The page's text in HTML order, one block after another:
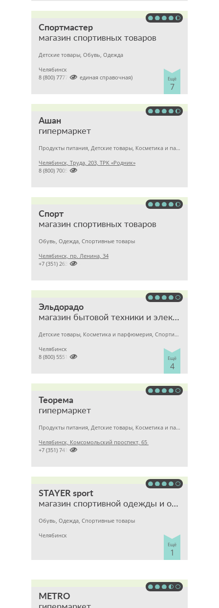
Спортмастер
магазин спортивных товаров
Детские товары, Обувь, Одежда
Ещё
7
Челябинск

8 (800) 7777771 (единая справочная)
Ашан
гипермаркет
Продукты питания, Детские товары, Косметика и парфюмерия
Челябинск, Труда, 203, ТРК «Родник»

8 (800) 7005800
Спорт
магазин спортивных товаров
Обувь, Одежда, Спортивные товары
Челябинск, пр. Ленина, 34

+7 (351) 2635224
Эльдорадо
магазин бытовой техники и электроники
Детские товары, Косметика и парфюмерия, Спортивные товары
Ещё
4
Челябинск

8 (800) 5551111
Теорема
гипермаркет
Продукты питания, Детские товары, Косметика и парфюмерия
Челябинск, Комсомольский проспект, 65

+7 (351) 7413713
STAYER sport
магазин спортивной одежды и обуви
Обувь, Одежда, Спортивные товары
Ещё
1
Челябинск
METRO